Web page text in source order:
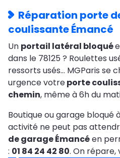
Réparation porte
coulissante Émancé
Un portail latéral bloqué
dans le 78125 ? Roulettes
ressorts usés… MGParis se
urgence votreporte
chemin, même à 6h du
Boutique ou garage bloqué
activité ne peut pas
de garage Émancéen
: 01 84 24 42 80. On répare,